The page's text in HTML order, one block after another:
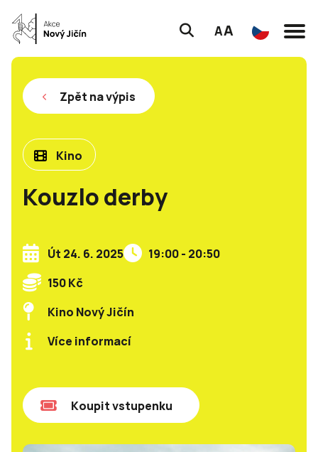
AA
Zpět na výpis
Kino
Kouzlo derby
Út 24. 6. 2025
19:00 - 20:50
150 Kč
Kino Nový Jičín
Více informací
Koupit vstupenku